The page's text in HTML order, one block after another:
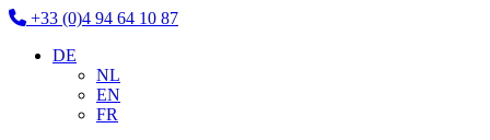
+33 (0)4 94 64 10 87
DE
NL
EN
FR